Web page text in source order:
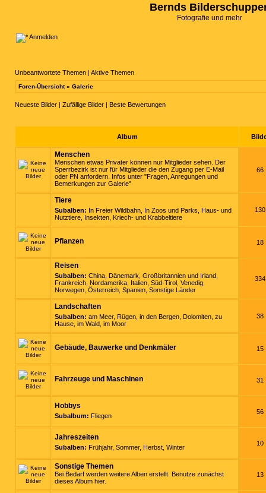
Bernds
Fotografie und mehr
Anmelden
Unbeantwortete Themen | Aktive Themen
Foren-Übersicht» Galerie
Neueste Bilder | Zufällige Bilder | Beste Bewertungen
Album
Menschen
Menschen etwas Privater können nur Mitglieder sehen. Der
Sperrbezirk ist nur für Mitglieder die den Zugang per E-Mail
oder PN anfordern. Infos unter "Fragen, Anregungen und
Bemerkungen zur Galerie"
66
Tiere
Subalben: In Freier Wildbahn In Zoos und Parks Haus- und
Nutztiere Insekten, Kriech- und Krabbeltiere
130
Pflanzen 18
Reisen
Subalben: China Dänemark Großbritannien und Irland
Frankreich Nordamerika Italien Süd-Tirol Venedig
Norwegen Österreich Spanien Sonstige Länder
334
Landschaften
Subalben: am Meer, Rügen in den Bergen Dolomiten zu
Hause im Wald im Moor
38
Gebäude, Bauwerke und Denkmäler 15
Fahrzeuge und Maschinen 31
Hobbys
Subalbum: Fliegen
56
Jahreszeiten
Subalben: Frühjahr, Sommer, Herbst Winter
10
Sonstige Themen
Bei Bedarf werden weitere Alben erstellt. Benutze zunächst
dieses Album hier.
13